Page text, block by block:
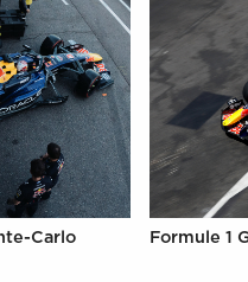
Carlo Formule 1